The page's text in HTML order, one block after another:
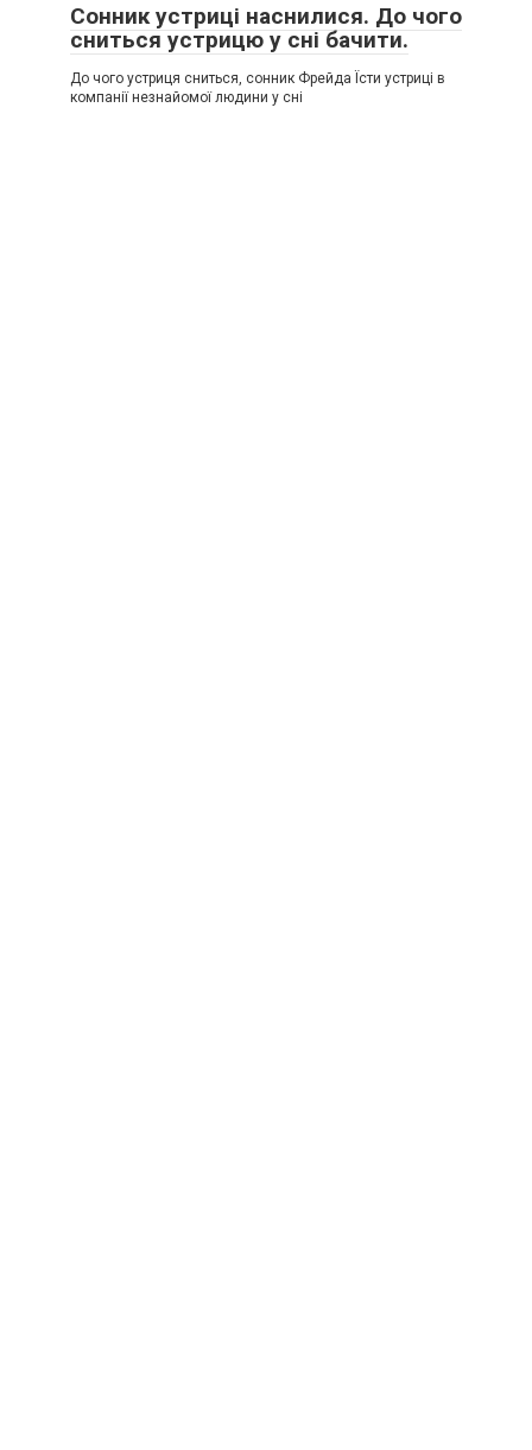
Сонник устриці наснилися. До чого
сниться устрицю у сні бачити.
До чого устриця сниться, сонник Фрейда Їсти устриці в
компанії незнайомої людини у сні